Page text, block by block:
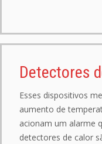
Detectores
Esses dispositivos
aumento de
acionam um alarme
detectores de calor